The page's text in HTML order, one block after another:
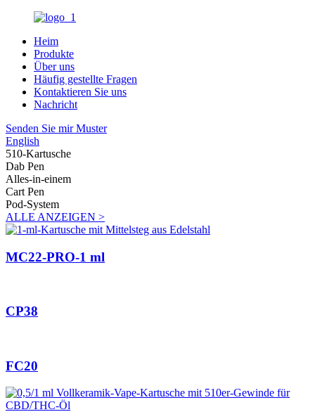
Heim
Produkte
Über uns
Häufig gestellte Fragen
Kontaktieren Sie uns
Nachricht
Senden Sie mir Muster
English
510-Kartusche
Dab Pen
Alles-in-einem
Cart Pen
Pod-System
ALLE ANZEIGEN >
MC22-PRO-1 ml
CP38
FC20